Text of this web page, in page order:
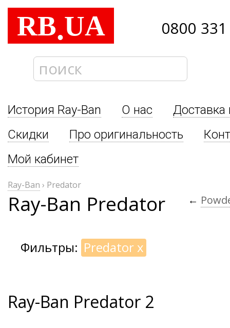
RB.UA 0800
История Ray-Ban О нас
Доставка
Скидки
Про оригинальность
Мой кабинет
Ray-Ban › Predator
Ray-Ban Predator ←
Фильтры: Predatorx
Ray-Ban Predator 2